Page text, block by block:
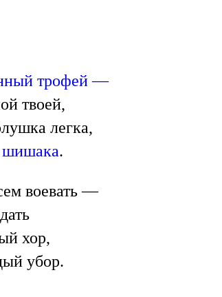
трофей —
твоей,
легка,
шишака.
воевать —
хор,
убор.